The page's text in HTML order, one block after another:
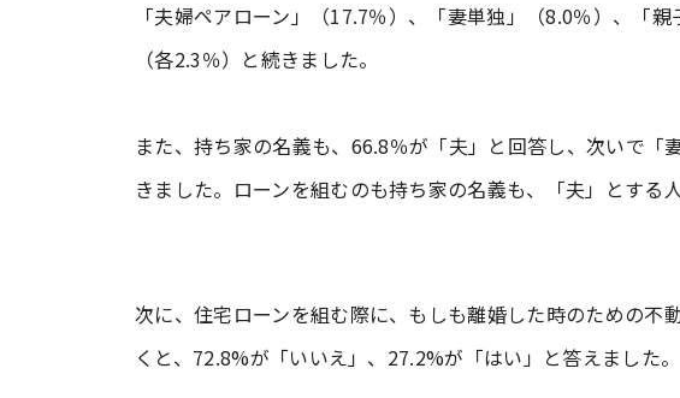
「夫婦ペアローン」（17.7％）、「妻単独」（8.0％）、「親
（各2.3％）と続きました。
また、持ち家の名義も、66.8％が「夫」と回答し、次いで「
きました。ローンを組むのも持ち家の名義も、「夫」とする
次に、住宅ローンを組む際に、もしも離婚した時のための不
くと、72.8%が「いいえ」、27.2%が「はい」と答えました。